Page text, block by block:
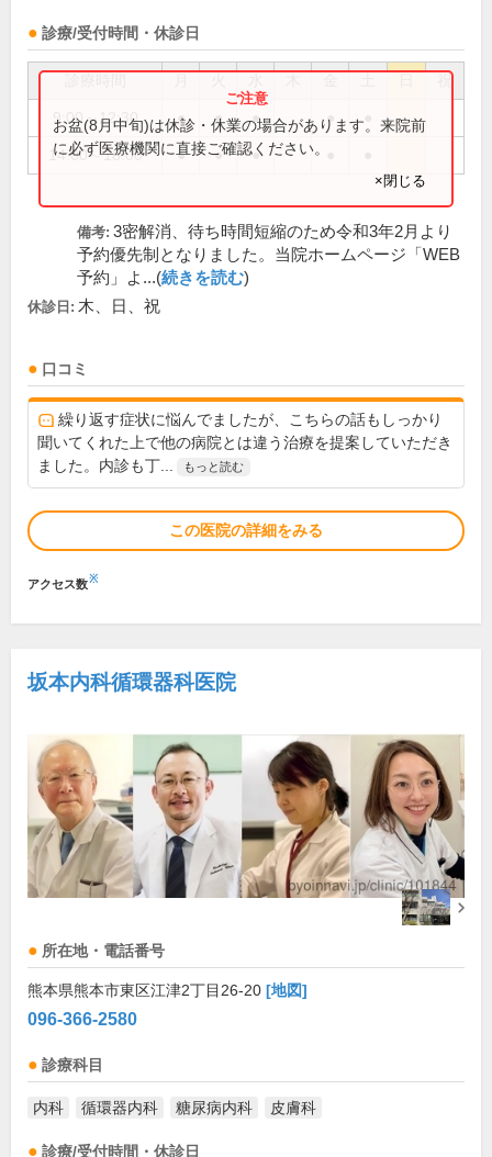
診療/受付時間・休診日
祝
9:00～12:30 ● ● ● ●
14:00～18:00 ● ● ●
お盆(8月中旬)は休診・休業の場合があります。来院前
に必ず医療機関に直接ご確認ください。
×閉じる
備考: 3密解消、待ち時間短縮のため令和3年2月より
予約優先制となりました。当院ホームページ「WEB
予約」よ...(続きを読む)
休診日: 木、日、祝
口コミ
繰り返す症状に悩んでましたが、こちらの話もしっかり
聞いてくれた上で他の病院とは違う治療を提案していただき
ました。内診も丁...
もっと読む
この医院の詳細をみる
アクセス数※
坂本内科循環器科医院
所在地・電話番号
熊本県熊本市東区江津2丁目26-20 [地図]
096-366-2580
診療科目
内科 循環器内科 糖尿病内科 皮膚科
診療/受付時間・休診日